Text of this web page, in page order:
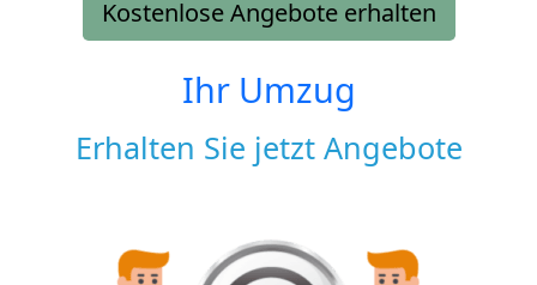
Kostenlose Angebote erhalten
Ihr Umzug
Erhalten Sie jetzt Angebote